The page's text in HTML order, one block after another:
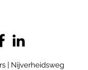
| Nijverheidsweg